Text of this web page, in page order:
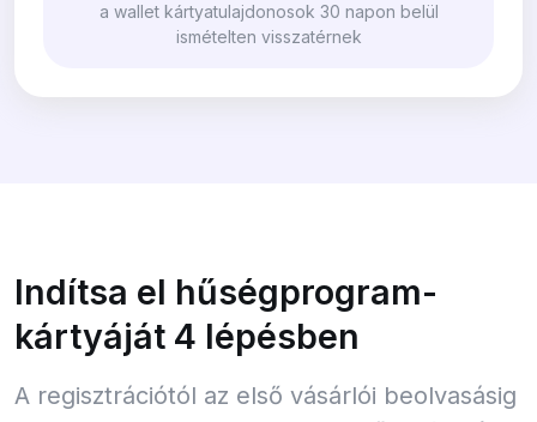
a wallet kártyatulajdonosok 30 napon belül
ismételten visszatérnek
Indítsa el hűségprogram-
kártyáját 4 lépésben
A regisztrációtól az első vásárlói beolvasásig